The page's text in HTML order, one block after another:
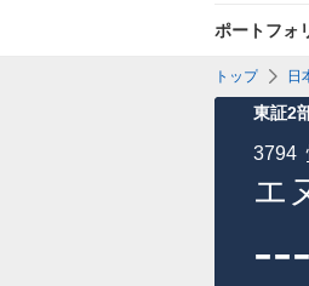
ポートフォ
トップ 日
東証2
エ
3794
---